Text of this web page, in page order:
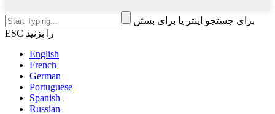
برای جستجو اینتر یا برای بستن
ESC را بزنید
English
French
German
Portuguese
Spanish
Russian